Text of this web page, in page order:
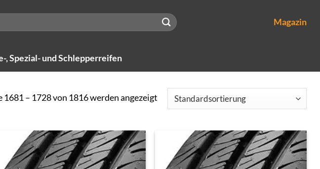
Magazin
, Spezial- und Schlepperreifen
1681 – 1728 von 1816 werden angezeigt